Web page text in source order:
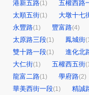
港新五路(1) 五權西路
太順五街(1) 大墩十七
永豐路(1) 豐富路(4)
太原路三段(1) 鳳城街
雙十路一段(1) 進化北
大仁街(1) 五權西五街
龍富二路(1) 學府路(2)
華美西街一段(1) 精誠